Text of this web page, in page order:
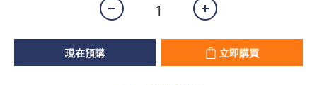
現在預購 立即購買